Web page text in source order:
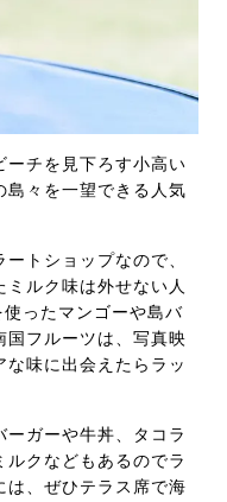
ーチを見下ろす小高い
島々を一望できる人気
トショップなので、
ルク味は外せない人
ったマンゴーや島バ
国フルーツは、写真映
な味に出会えたらラッ
ガーや牛丼、タコラ
クなどもあるのでラ
は、ぜひテラス席で海